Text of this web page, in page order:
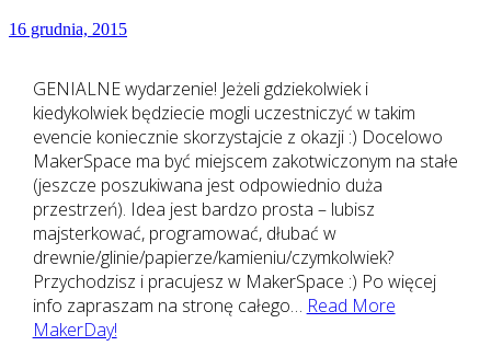
16 grudnia, 2015
GENIALNE wydarzenie! Jeżeli gdziekolwiek i
kiedykolwiek będziecie mogli uczestniczyć w takim
evencie koniecznie skorzystajcie z okazji :) Docelowo
MakerSpace ma być miejscem zakotwiczonym na stałe
(jeszcze poszukiwana jest odpowiednio duża
przestrzeń). Idea jest bardzo prosta – lubisz
majsterkować, programować, dłubać w
drewnie/glinie/papierze/kamieniu/czymkolwiek?
Przychodzisz i pracujesz w MakerSpace :) Po więcej
info zapraszam na stronę całego… Read More
MakerDay!